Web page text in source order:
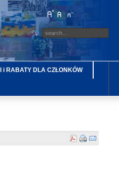
i RABATY DLA CZŁONKÓW